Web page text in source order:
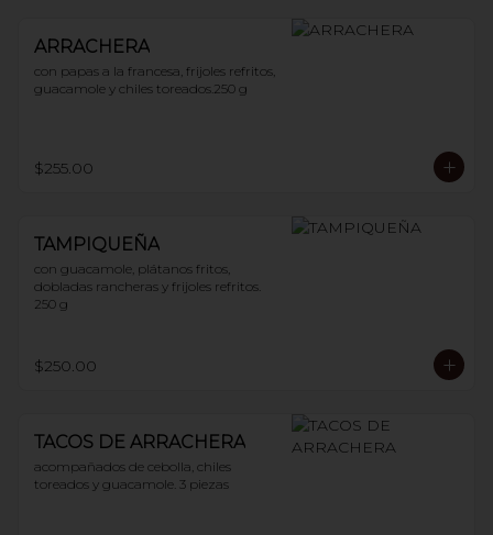
ARRACHERA
con papas a la francesa, frijoles refritos,
guacamole y chiles toreados.250 g
$255.00
TAMPIQUEÑA
con guacamole, plátanos fritos,
dobladas rancheras y frijoles refritos.
250 g
$250.00
TACOS DE ARRACHERA
acompañados de cebolla, chiles
toreados y guacamole. 3 piezas